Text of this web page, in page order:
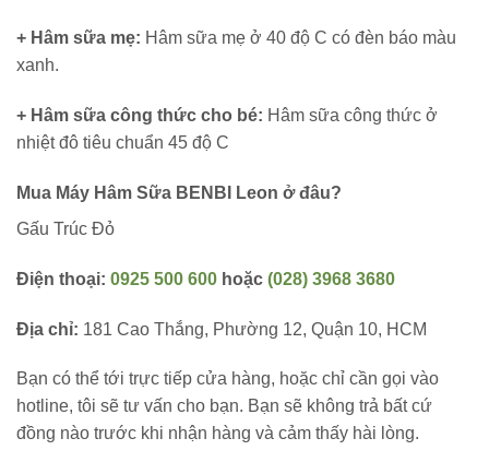
+ Hâm sữa mẹ: Hâm sữa mẹ ở 40 độ C có đèn báo màu
xanh.
+ Hâm sữa công thức cho bé: Hâm sữa công thức ở
nhiệt đô tiêu chuẩn 45 độ C
Mua Máy Hâm Sữa BENBI Leon ở đâu?
Gấu Trúc Đỏ
Điện thoại: 0925 500 600 hoặc (028) 3968 3680
Địa chỉ: 181 Cao Thắng, Phường 12, Quận 10, HCM
Bạn có thể tới trực tiếp cửa hàng, hoặc chỉ cần gọi vào
hotline, tôi sẽ tư vấn cho bạn. Bạn sẽ không trả bất cứ
đồng nào trước khi nhận hàng và cảm thấy hài lòng.